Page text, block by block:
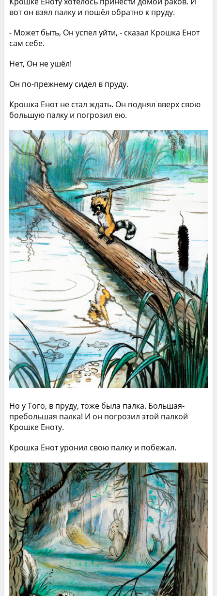
вот он взял палку и пошёл обратно к пруду.
- Может быть, Он успел уйти, - сказал Крошка Енот
сам себе.
Нет, Он не ушёл!
Он по-прежнему сидел в пруду.
Крошка Енот не стал ждать. Он поднял вверх свою
большую палку и погрозил ею.
Но у Того, в пруду, тоже была палка. Большая-
пребольшая палка! И он погрозил этой палкой
Крошке Еноту.
Крошка Енот уронил свою палку и побежал.